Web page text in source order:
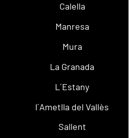
Calella
Manresa
Mura
La Granada
L´Estany
l´Ametlla del Vallès
Sallent